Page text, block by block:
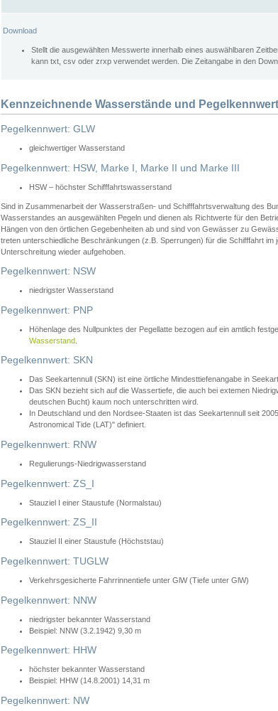
Download
Stellt die ausgewählten Messwerte innerhalb eines auswählbaren
kann txt, csv oder zrxp verwendet werden. Die Zeitangabe in den
Kennzeichnende Wasserstände und
Pegelkennwert: GLW
gleichwertiger Wasserstand
Pegelkennwert: HSW, Marke I, Marke II und Marke III
HSW – höchster Schifffahrtswasserstand
Sind in Zusammenarbeit der Wasserstraßen- und Schifffahrtsverwaltung des
Wasserstandes an ausgewählten Pegeln und dienen als Richtwerte für den
Hängen von den örtlichen Gegebenheiten ab und sind von Gewässer zu
treten unterschiedliche Beschränkungen (z.B. Sperrungen) für die Schifffahrt
Unterschreitung wieder aufgehoben.
Pegelkennwert: NSW
niedrigster Wasserstand
Pegelkennwert: PNP
Höhenlage des Nullpunktes der Pegellatte bezogen auf ein amtlich
Wasserstand
Pegelkennwert: SKN
Das Seekartennull (SKN) ist eine örtliche Mindesttiefenangabe in
Das SKN bezieht sich auf die Wassertiefe, die auch bei extemen
deutschen Bucht) kaum noch unterschritten wird.
In Deutschland und den Nordsee-Staaten ist das Seekartennull seit
Astronomical Tide (LAT)" definiert.
Pegelkennwert: RNW
Regulierungs-Niedrigwasserstand
Pegelkennwert: ZS_I
Stauziel I einer Staustufe (Normalstau)
Pegelkennwert: ZS_II
Stauziel II einer Staustufe (Höchststau)
Pegelkennwert: TUGLW
Verkehrsgesicherte Fahrrinnentiefe unter GlW (Tiefe unter GlW)
Pegelkennwert: NNW
niedrigster bekannter Wasserstand
Beispiel: NNW (3.2.1942) 9,30 m
Pegelkennwert: HHW
höchster bekannter Wasserstand
Beispiel: HHW (14.8.2001) 14,31 m
Pegelkennwert: NW